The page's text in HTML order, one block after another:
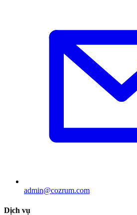
admin@cozrum.com
Dịch vụ